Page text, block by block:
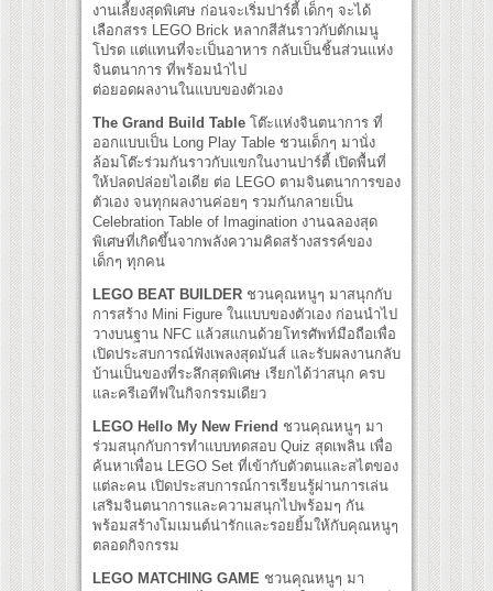
งานเลี้ยงสุดพิเศษ ก่อนจะเริ่มปาร์ตี้ เด็กๆ จะได้
เลือกสรร LEGO Brick หลากสีสันราวกับตักเมนู
โปรด แต่แทนที่จะเป็นอาหาร กลับเป็นชิ้นส่วนแห่ง
จินตนาการ ที่พร้อมนำไป
ต่อยอดผลงานในแบบของตัวเอง
The Grand Build Table โต๊ะแห่งจินตนาการ ที่
ออกแบบเป็น Long Play Table ชวนเด็กๆ มานั่ง
ล้อมโต๊ะร่วมกันราวกับแขกในงานปาร์ตี้ เปิดพื้นที่
ให้ปลดปล่อยไอเดีย ต่อ LEGO ตามจินตนาการของ
ตัวเอง จนทุกผลงานค่อยๆ รวมกันกลายเป็น
Celebration Table of Imagination งานฉลองสุด
พิเศษที่เกิดขึ้นจากพลังความคิดสร้างสรรค์ของ
เด็กๆ ทุกคน
LEGO BEAT BUILDER ชวนคุณหนูๆ มาสนุกกับ
การสร้าง Mini Figure ในแบบของตัวเอง ก่อนนำไป
วางบนฐาน NFC แล้วสแกนด้วยโทรศัพท์มือถือเพื่อ
เปิดประสบการณ์ฟังเพลงสุดมันส์ และรับผลงานกลับ
บ้านเป็นของที่ระลึกสุดพิเศษ เรียกได้ว่าสนุก ครบ
และครีเอทีฟในกิจกรรมเดียว
LEGO Hello My New Friend ชวนคุณหนูๆ มา
ร่วมสนุกกับการทำแบบทดสอบ Quiz สุดเพลิน เพื่อ
ค้นหาเพื่อน LEGO Set ที่เข้ากับตัวตนและสไตของ
แต่ละคน เปิดประสบการณ์การเรียนรู้ผ่านการเล่น
เสริมจินตนาการและความสนุกไปพร้อมๆ กัน
พร้อมสร้างโมเมนต์น่ารักและรอยยิ้มให้กับคุณหนูๆ
ตลอดกิจกรรม
LEGO MATCHING GAME ชวนคุณหนูๆ มา